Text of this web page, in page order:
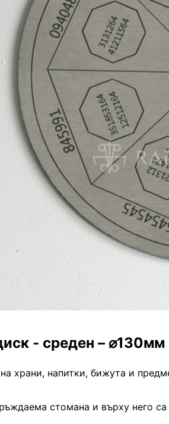
- среден – ⌀130мм
храни, напитки, бижута и
стомана и върху него